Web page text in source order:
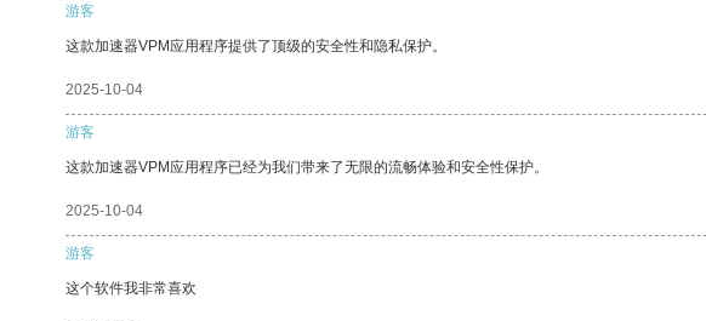
游客
这款加速器VPM应用程序提供了顶级的安全性和隐私保护。
2025-10-04
游客
这款加速器VPM应用程序已经为我们带来了无限的流畅体验和安全性保护。
2025-10-04
游客
这个软件我非常喜欢